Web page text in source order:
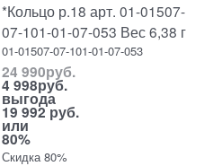
*Кольцо р.18 арт. 01-01507-
07-101-01-07-053 Вес 6,38 г
01-01507-07-101-01-07-053
24 990руб.
4 998руб.
выгода
19 992 руб.
или
80%
Скидка 80%